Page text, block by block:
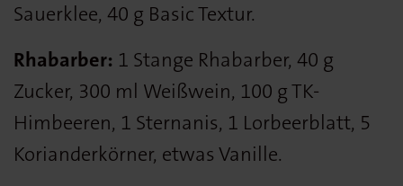
Sauerklee, 40 g Basic Textur.
Rhabarber: 1 Stange Rhabarber, 40 g
Zucker, 300 ml Weißwein, 100 g TK-
Himbeeren, 1 Sternanis, 1 Lorbeerblatt, 5
Korianderkörner, etwas Vanille.